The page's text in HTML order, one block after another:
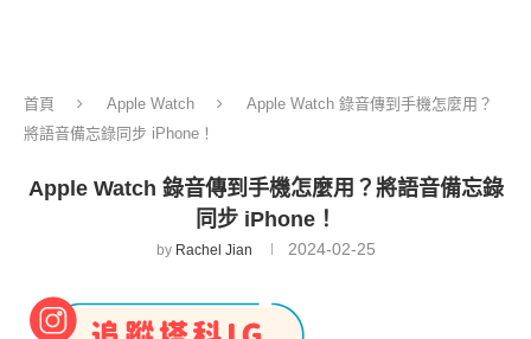
首頁 Apple Watch
Apple Watch 錄音傳到手機怎麼用？
將語音備忘錄同步 iPhone！
Apple Watch 錄音傳到手機怎麼用？將語音備忘錄
同步 iPhone！
by Rachel Jian 2024-02-25